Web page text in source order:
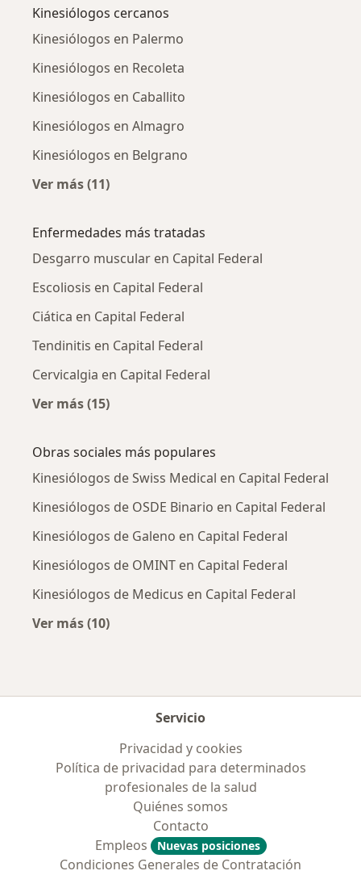
Kinesiólogos cercanos
Kinesiólogos en Palermo
Kinesiólogos en Recoleta
Kinesiólogos en Caballito
Kinesiólogos en Almagro
Kinesiólogos en Belgrano
Ver más (11)
Enfermedades más tratadas
Desgarro muscular en Capital Federal
Escoliosis en Capital Federal
Ciática en Capital Federal
Tendinitis en Capital Federal
Cervicalgia en Capital Federal
Ver más (15)
Obras sociales más populares
Kinesiólogos de Swiss Medical en Capital Federal
Kinesiólogos de OSDE Binario en Capital Federal
Kinesiólogos de Galeno en Capital Federal
Kinesiólogos de OMINT en Capital Federal
Kinesiólogos de Medicus en Capital Federal
Ver más (10)
Servicio
Privacidad y cookies
Política de privacidad para determinados
profesionales de la salud
Quiénes somos
Contacto
Empleos
Nuevas posiciones
Condiciones Generales de Contratación